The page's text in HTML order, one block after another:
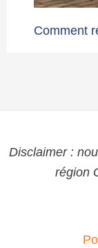
Comment
Disclaimer :
région